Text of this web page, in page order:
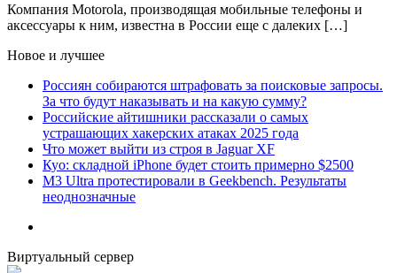
Компания Motorola, производящая мобильные телефоны и
аксессуары к ним, известна в России еще с далеких […]
Новое и лучшее
Россиян собираются штрафовать за поисковые запросы.
За что будут наказывать и на какую сумму?
Российские айтишники рассказали о самых
устрашающих хакерских атаках 2025 года
Что может выйти из строя в Jaguar XF
Куо: складной iPhone будет стоить примерно $2500
M3 Ultra протестировали в Geekbench. Результаты
неоднозначные
Виртуальный сервер